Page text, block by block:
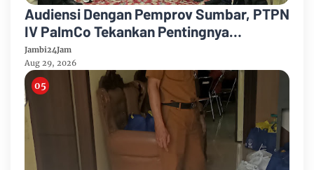
Audiensi Dengan Pemprov Sumbar, PTPN
IV PalmCo Tekankan Pentingnya
Harmonisasi Operasional Kebun
Jambi24Jam
Aug 29, 2026